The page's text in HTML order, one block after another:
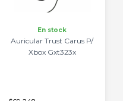
En stock
Auricular Trust Carus P/
Xbox Gxt323x